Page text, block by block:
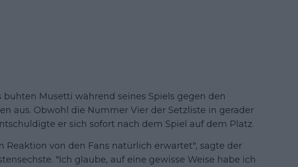
buhten Musetti während seines Spiels gegen den
aus. Obwohl die Nummer Vier der Setzliste in gerader
er sich sofort nach dem Spiel auf dem Platz.
Reaktion von den Fans natürlich erwartet", sagte der
"Ich glaube, auf eine gewisse Weise habe ich